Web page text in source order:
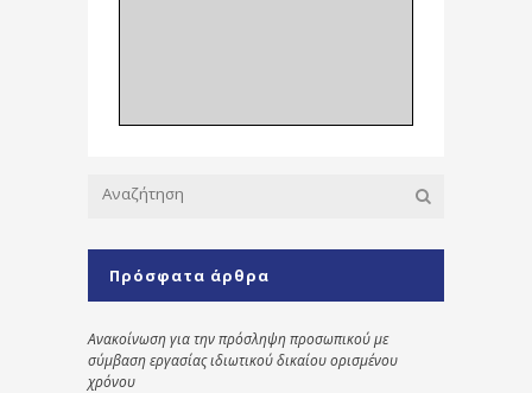
Πρόσφατα άρθρα
Ανακοίνωση για την πρόσληψη προσωπικού με
σύμβαση εργασίας ιδιωτικού δικαίου ορισμένου
χρόνου